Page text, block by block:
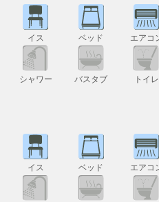
イス ベッド エアコ
シャワー バスタブ トイレ
イス ベッド エアコ